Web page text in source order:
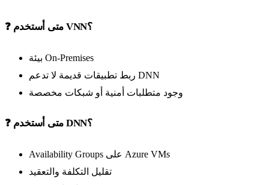
❓ متى أستخدم VNN؟
بيئة On-Premises
ربط تطبيقات قديمة لا تدعم DNN
وجود متطلبات أمنية أو شبكات مخصصة
❓ متى أستخدم DNN؟
Availability Groups على Azure VMs
تقليل التكلفة والتعقيد